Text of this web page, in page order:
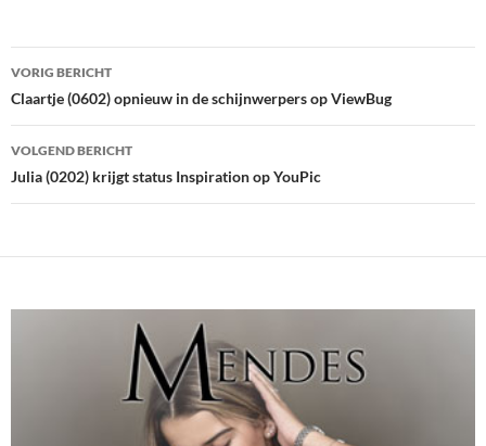
Bericht
navigatie
VORIG BERICHT
Claartje (0602) opnieuw in de schijnwerpers op ViewBug
VOLGEND BERICHT
Julia (0202) krijgt status Inspiration op YouPic